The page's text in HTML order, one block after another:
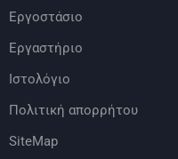
Εργοστάσιο
Εργαστήριο
Ιστολόγιο
Πολιτική απορρήτου
SiteMap